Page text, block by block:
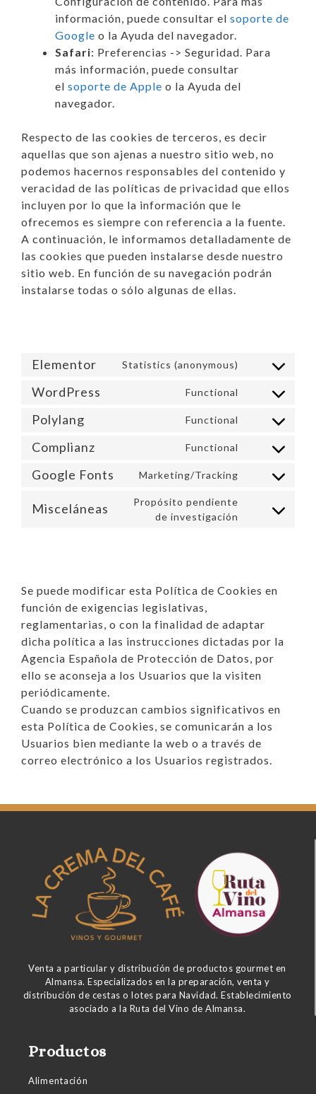
información, puede consultar el soporte de
Google o la Ayuda del navegador.
Safari: Preferencias -> Seguridad. Para
más información, puede consultar
el soporte de Apple o la Ayuda del
navegador.
Respecto de las cookies de terceros, es decir
aquellas que son ajenas a nuestro sitio web, no
podemos hacernos responsables del contenido y
veracidad de las políticas de privacidad que ellos
incluyen por lo que la información que le
ofrecemos es siempre con referencia a la fuente.
A continuación, le informamos detalladamente de
las cookies que pueden instalarse desde nuestro
sitio web. En función de su navegación podrán
instalarse todas o sólo algunas de ellas.
Elementor Statistics (anonymous)
WordPress Functional
Polylang Functional
Complianz Functional
Google Fonts Marketing/Tracking
Misceláneas
Propósito pendiente
de investigación
Se puede modificar esta Política de Cookies en
función de exigencias legislativas,
reglamentarias, o con la finalidad de adaptar
dicha política a las instrucciones dictadas por la
Agencia Española de Protección de Datos, por
ello se aconseja a los Usuarios que la visiten
periódicamente.
Cuando se produzcan cambios significativos en
esta Política de Cookies, se comunicarán a los
Usuarios bien mediante la web o a través de
correo electrónico a los Usuarios registrados.
Venta a particular y distribución de productos gourmet en
Almansa. Especializados en la preparación, venta y
distribución de cestas o lotes para Navidad. Establecimiento
asociado a la Ruta del Vino de Almansa.
Productos
Alimentación